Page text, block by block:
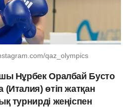
qaz_olympics
Нұрбек Оралбай Бусто
өтіп жатқан
турнирді жеңіспен